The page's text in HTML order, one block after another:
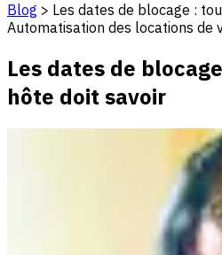
Blog > Les dates de blocage :
Automatisation des locations de
Les dates de
hôte doit savoir